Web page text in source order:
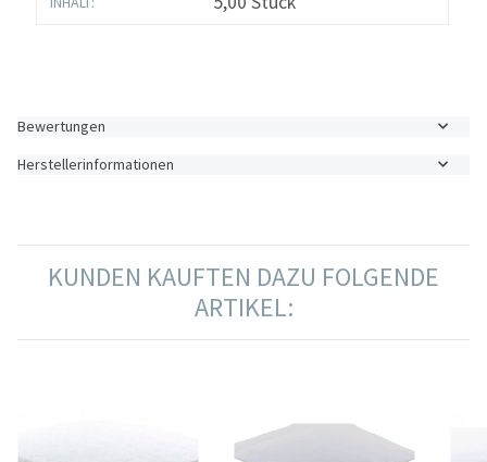
Bewertungen
Herstellerinformationen
KUNDEN KAUFTEN DAZU FOLGENDE
ARTIKEL: